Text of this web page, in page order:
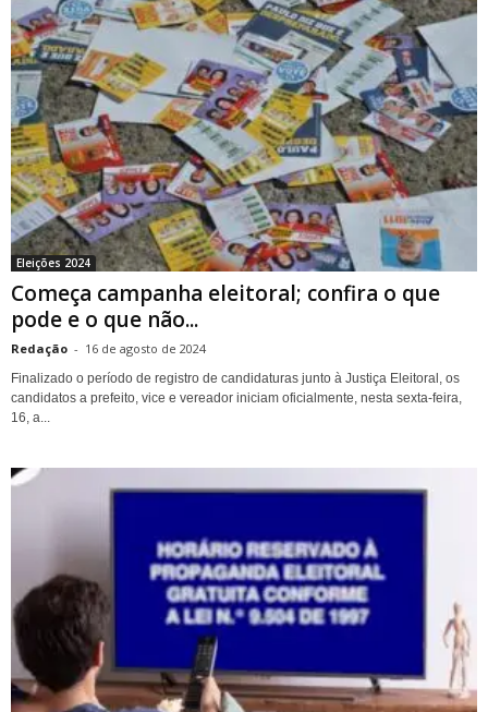
Eleições 2024
Começa campanha eleitoral; confira o que
pode e o que não...
Redação - 16 de agosto de 2024
Finalizado o período de registro de candidaturas junto à Justiça Eleitoral, os
candidatos a prefeito, vice e vereador iniciam oficialmente, nesta sexta-feira,
16, a...